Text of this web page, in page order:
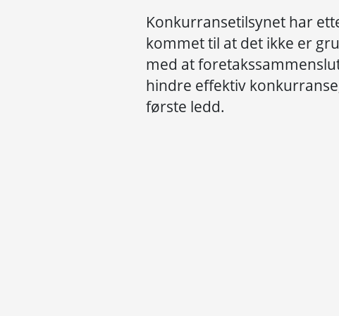
Konkurransetilsynet har
kommet til at det ikke er
med at
hindre effektiv
første ledd.